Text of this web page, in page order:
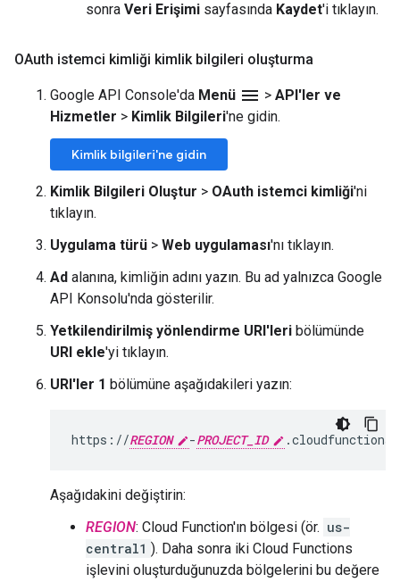
sonra Veri Erişimi sayfasında Kaydet'i tıklayın.
OAuth istemci kimliği kimlik bilgileri oluşturma
Google API Console'da Menü menu > API'ler ve
Hizmetler > Kimlik Bilgileri'ne gidin.
Kimlik bilgileri'ne gidin
Kimlik Bilgileri Oluştur > OAuth istemci kimliği'ni
tıklayın.
Uygulama türü > Web uygulaması'nı tıklayın.
Ad alanına, kimliğin adını yazın. Bu ad yalnızca Google
API Konsolu'nda gösterilir.
Yetkilendirilmiş yönlendirme URI'leri bölümünde
URI ekle'yi tıklayın.
URI'ler 1 bölümüne aşağıdakileri yazın:
https://REGION -PROJECT_ID
Aşağıdakini değiştirin:
REGION: Cloud Function'ın bölgesi (ör. us-
central1 ). Daha sonra iki Cloud Functions
işlevini oluşturduğunuzda bölgelerini bu değere